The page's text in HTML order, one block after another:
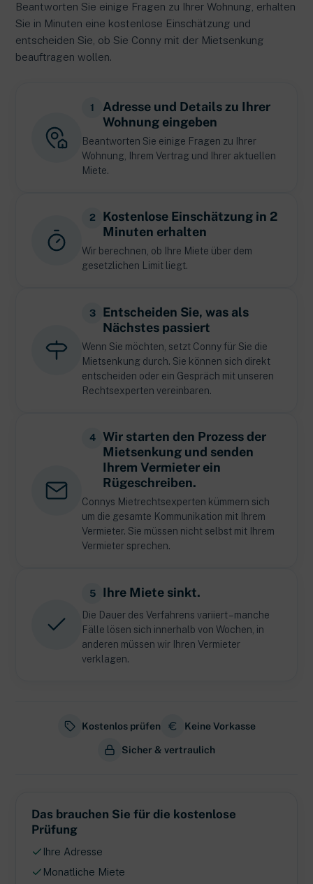
Beantworten Sie einige Fragen zu Ihrer Wohnung, erhalten
Sie in Minuten eine kostenlose Einschätzung und
entscheiden Sie, ob Sie Conny mit der Mietsenkung
beauftragen wollen.
1
Adresse und Details zu Ihrer
Wohnung eingeben
Beantworten Sie einige Fragen zu Ihrer
Wohnung, Ihrem Vertrag und Ihrer aktuellen
Miete.
2
Kostenlose Einschätzung in 2
Minuten erhalten
Wir berechnen, ob Ihre Miete über dem
gesetzlichen Limit liegt.
3
Entscheiden Sie, was als
Nächstes passiert
Wenn Sie möchten, setzt Conny für Sie die
Mietsenkung durch. Sie können sich direkt
entscheiden oder ein Gespräch mit unseren
Rechtsexperten vereinbaren.
4
Wir starten den Prozess der
Mietsenkung und senden
Ihrem Vermieter ein
Rügeschreiben.
Connys Mietrechtsexperten kümmern sich
um die gesamte Kommunikation mit Ihrem
Vermieter. Sie müssen nicht selbst mit Ihrem
Vermieter sprechen.
5 Ihre Miete sinkt.
Die Dauer des Verfahrens variiert – manche
Fälle lösen sich innerhalb von Wochen, in
anderen müssen wir Ihren Vermieter
verklagen.
Kostenlos prüfen Keine Vorkasse
Sicher & vertraulich
Das brauchen Sie für die kostenlose
Prüfung
Ihre Adresse
Monatliche Miete